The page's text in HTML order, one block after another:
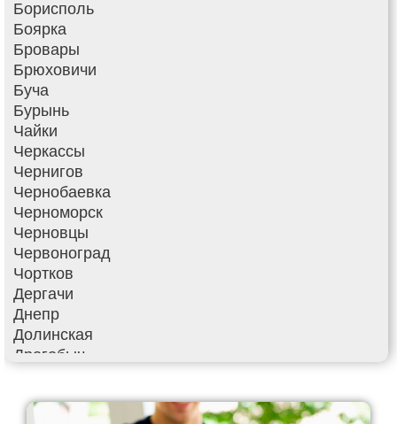
Борисполь
Боярка
Бровары
Брюховичи
Буча
Бурынь
Чайки
Черкассы
Чернигов
Чернобаевка
Черноморск
Черновцы
Червоноград
Чортков
Дергачи
Днепр
Долинская
Дрогобыч
Фонтанка